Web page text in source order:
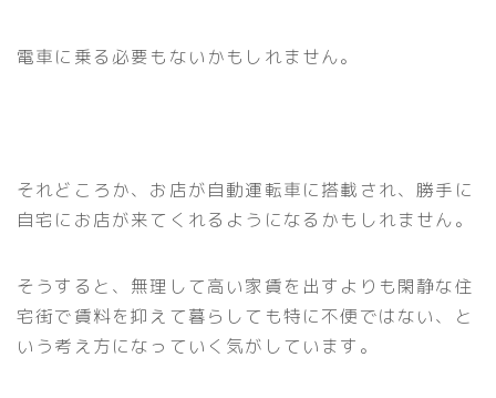
電車に乗る必要もないかもしれません。
それどころか、お店が自動運転車に搭載され、勝手に
自宅にお店が来てくれるようになるかもしれません。
そうすると、無理して高い家賃を出すよりも閑静な住
宅街で賃料を抑えて暮らしても特に不便ではない、と
いう考え方になっていく気がしています。